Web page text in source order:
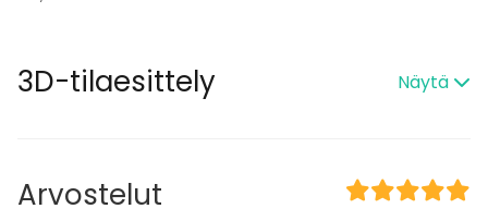
Hansel-sopimus
Kattotila
Tapahtumatyypit
3D-tilaesittely Näytä
Arvostelut